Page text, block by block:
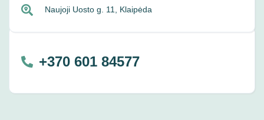
Naujoji Uosto g. 11, Klaipėda
+370 601 84577